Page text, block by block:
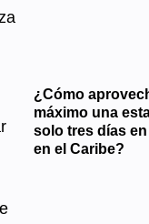
¿Cómo
máximo una
solo tres días
en el Caribe?